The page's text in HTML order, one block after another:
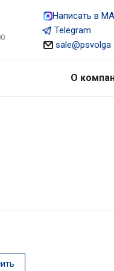
Написать в
Telegram
sale@psvolga
О